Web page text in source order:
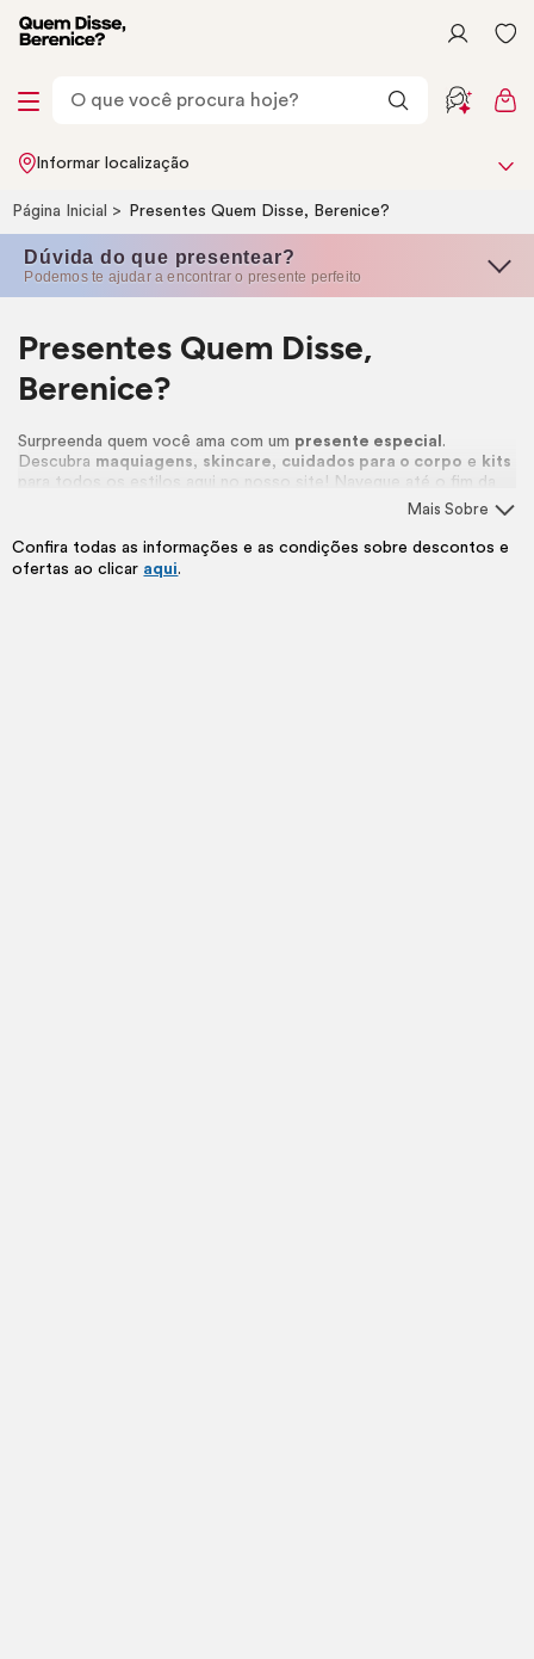
Informar localização
Página Inicial Presentes Quem Disse, Berenice?
Dúvida do que presentear?
Podemos te ajudar a encontrar o presente perfeito
Presentes Quem Disse,
Berenice?
Surpreenda quem você ama com um presente especial .
Descubra maquiagens, skincare, cuidados para o corpo e kits
para todos os estilos aqui no nosso site! Navegue até o fim da
página e confira um passo a passo completo para garantir uma
Mais Sobre
Confira todas as informações e as condições sobre descontos e
ofertas ao clicar aqui.